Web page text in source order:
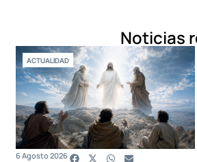
Noticias
ACTUALIDAD
6 Agosto 2026